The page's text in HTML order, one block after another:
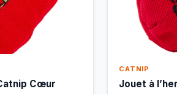
Cœur
CATNIP
Jouet à